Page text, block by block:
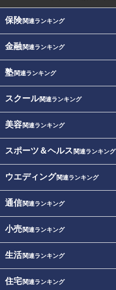
保険関連ランキング
金融関連ランキング
塾関連ランキング
スクール関連ランキング
美容関連ランキング
スポーツ＆ヘルス 関連ランキング
ウエディング関連ランキング
通信関連ランキング
小売関連ランキング
生活関連ランキング
住宅関連ランキング